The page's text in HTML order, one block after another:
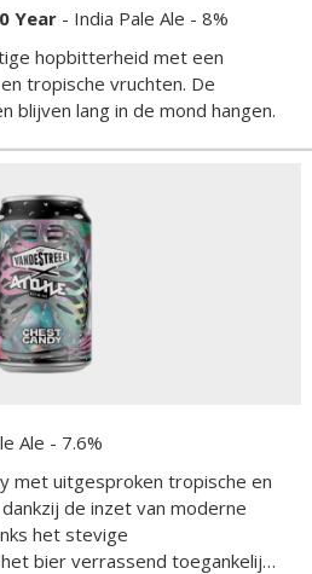
Year - India Pale Ale - 8%
hopbitterheid met een
tropische vruchten. De
blijven lang in de mond hangen.
Ale - 7.6%
met uitgesproken tropische en
de inzet van moderne
het stevige
bier verrassend toegankelijk